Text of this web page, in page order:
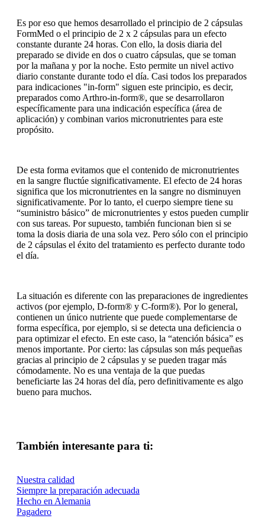
Es por eso que hemos desarrollado el principio de 2 cápsulas
FormMed o el principio de 2 x 2 cápsulas para un efecto
constante durante 24 horas. Con ello, la dosis diaria del
preparado se divide en dos o cuatro cápsulas, que se toman
por la mañana y por la noche. Esto permite un nivel activo
diario constante durante todo el día. Casi todos los preparados
para indicaciones "in-form" siguen este principio, es decir,
preparados como Arthro-in-form®, que se desarrollaron
específicamente para una indicación específica (área de
aplicación) y combinan varios micronutrientes para este
propósito.
De esta forma evitamos que el contenido de micronutrientes
en la sangre fluctúe significativamente. El efecto de 24 horas
significa que los micronutrientes en la sangre no disminuyen
significativamente. Por lo tanto, el cuerpo siempre tiene su
“suministro básico” de micronutrientes y estos pueden cumplir
con sus tareas. Por supuesto, también funcionan bien si se
toma la dosis diaria de una sola vez. Pero sólo con el principio
de 2 cápsulas el éxito del tratamiento es perfecto durante todo
el día.
La situación es diferente con las preparaciones de ingredientes
activos (por ejemplo, D-form® y C-form®). Por lo general,
contienen un único nutriente que puede complementarse de
forma específica, por ejemplo, si se detecta una deficiencia o
para optimizar el efecto. En este caso, la “atención básica” es
menos importante. Por cierto: las cápsulas son más pequeñas
gracias al principio de 2 cápsulas y se pueden tragar más
cómodamente. No es una ventaja de la que puedas
beneficiarte las 24 horas del día, pero definitivamente es algo
bueno para muchos.
También interesante para ti:
Nuestra calidad
Siempre la preparación adecuada
Hecho en Alemania
Pagadero